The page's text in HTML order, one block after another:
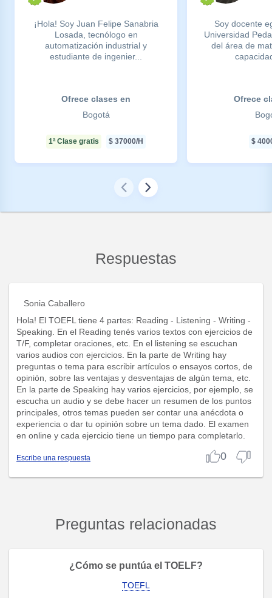
¡Hola! Soy Juan Felipe Sanabria
Losada, tecnólogo en
automatización industrial y
estudiante de ingenier...
Ofrece clases en
Bogotá
1ª Clase gratis $ 37000/H
Soy docente
Universidad
del área de
Ofrece
$
Respuestas
Sonia Caballero
Hola! El TOEFL tiene 4 partes: Reading - Listening - Writing -
Speaking. En el Reading tenés varios textos con ejercicios de
T/F, completar oraciones, etc. En el listening se escuchan
varios audios con ejercicios. En la parte de Writing hay
preguntas o tema para escribir artículos o ensayos cortos, de
opinión, sobre las ventajas y desventajas de algún tema, etc.
En la parte de Speaking hay varios ejercicios, por ejemplo, se
escucha un audio y se debe hacer un resumen de los puntos
principales, otros temas pueden ser contar una anécdota o
experiencia o dar tu opinión sobre un tema dado. El examen
en online y cada ejercicio tiene un tiempo para completarlo.
Escribe una respuesta 0
Preguntas relacionadas
¿Cómo se puntúa el TOELF?
TOEFL